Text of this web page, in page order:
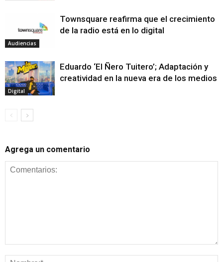
Audiencias
Townsquare reafirma que el crecimiento
de la radio está en lo digital
Digital
Eduardo ‘El Ñero Tuitero’; Adaptación y
creatividad en la nueva era de los medios
Agrega un comentario